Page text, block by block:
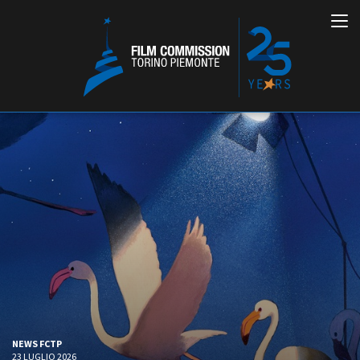
Italiano English
Chi siamo
Storia della Fondazione
La sede
Partner
EVENTI, SPECIALI
Anteprime in Piemonte
TFI Torino Film Industry -
Production Days
Avenue Cove - Erasmus +
Guarda che storia!
NEWS FCTP
23 LUGLIO 2026